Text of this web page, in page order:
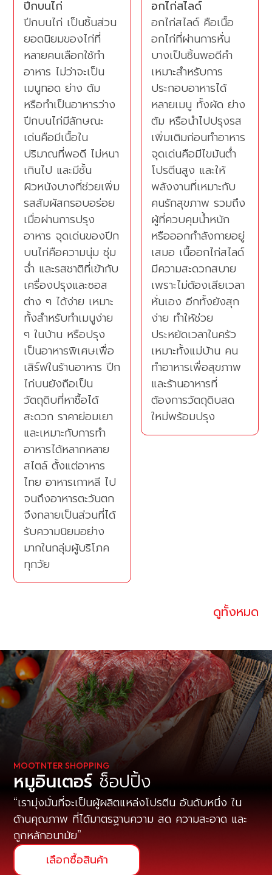
ปีกบนไก่
ปีกบนไก่ เป็นชิ้นส่วน
ยอดนิยมของไก่ที่
หลายคนเลือกใช้ทำ
อาหาร ไม่ว่าจะเป็น
เมนูทอด ย่าง ต้ม
หรือทำเป็นอาหารว่าง
ปีกบนไก่มีลักษณะ
เด่นคือมีเนื้อใน
ปริมาณที่พอดี ไม่หนา
เกินไป และมีชั้น
ผิวหนังบางที่ช่วยเพิ่ม
รสสัมผัสกรอบอร่อย
เมื่อผ่านการปรุง
อาหาร จุดเด่นของปีก
บนไก่คือความนุ่ม ชุ่ม
ฉ่ำ และรสชาติที่เข้ากับ
เครื่องปรุงและซอส
ต่าง ๆ ได้ง่าย เหมาะ
ทั้งสำหรับทำเมนูง่าย
ๆ ในบ้าน หรือปรุง
เป็นอาหารพิเศษเพื่อ
เสิร์ฟในร้านอาหาร ปีก
ไก่บนยังถือเป็น
วัตถุดิบที่หาซื้อได้
สะดวก ราคาย่อมเยา
และเหมาะกับการทำ
อาหารได้หลากหลาย
สไตล์ ตั้งแต่อาหาร
ไทย อาหารเกาหลี ไป
จนถึงอาหารตะวันตก
จึงกลายเป็นส่วนที่ได้
รับความนิยมอย่าง
มากในกลุ่มผู้บริโภค
ทุกวัย
อกไก่สไลด์
อกไก่สไลด์ คือเนื้อ
อกไก่ที่ผ่านการหั่น
บางเป็นชิ้นพอดีคำ
เหมาะสำหรับการ
ประกอบอาหารได้
หลายเมนู ทั้งผัด ย่าง
ต้ม หรือนำไปปรุงรส
เพิ่มเติมก่อนทำอาหาร
จุดเด่นคือมีไขมันต่ำ
โปรตีนสูง และให้
พลังงานที่เหมาะกับ
คนรักสุขภาพ รวมถึง
ผู้ที่ควบคุมน้ำหนัก
หรือออกกำลังกายอยู่
เสมอ เนื้ออกไก่สไลด์
มีความสะดวกสบาย
เพราะไม่ต้องเสียเวลา
หั่นเอง อีกทั้งยังสุก
ง่าย ทำให้ช่วย
ประหยัดเวลาในครัว
เหมาะทั้งแม่บ้าน คน
ทำอาหารเพื่อสุขภาพ
และร้านอาหารที่
ต้องการวัตถุดิบสด
ใหม่พร้อมปรุง
ดูทั้งหมด
MOOTNTER SHOPPING
หมูอินเตอร์ ช็อปปิ้ง
เรามุ่งมั่นที่จะเป็นผู้ผลิตแหล่งโปรตีน อันดับหนึ่ง ใน
ด้านคุณภาพ ที่ได้มาตรฐานความ สด ความสะอาด และ
ถูกหลักอนามัย
เลือกซื้อสินค้า